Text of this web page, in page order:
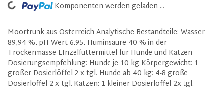
Loading... Komponenten werden geladen ...
Moortrunk aus Österreich Analytische Bestandteile: Wasser
89,94 %, pH-Wert 6,95, Huminsäure 40 % in der
Trockenmasse EInzelfuttermittel für Hunde und Katzen
Dosierungsempfehlung: Hunde je 10 kg Körpergewicht: 1
großer Dosierlöffel 2 x tgl. Hunde ab 40 kg: 4-8 große
Dosierlöffel 2 x tgl. Katzen: 1 kleiner Dosierlöffel 2x tgl.